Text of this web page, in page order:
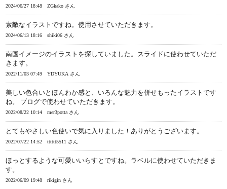
2024/06/27 18:48 ZGkako さん
素敵なイラストですね。使用させていただきます。
2024/06/13 18:16 shiki06 さん
南国イメージのイラストを探していました。スライドに使わせていただ
きます。
2022/11/03 07:49 YDYUKA さん
美しい色合いとほんわか感と、いろんな魅力を併せもったイラストです
ね。 ブログで使わせていただきます。
2022/08/22 10:14 mer3potta さん
とてもやさしい色使いで気に入りました！ありがとうございます。
2022/07/22 14:52 tttttt5511 さん
ほっとするような可愛いいらすとですね。ラベルに使わせていただきま
す。
2022/06/09 19:48 rikigin さん